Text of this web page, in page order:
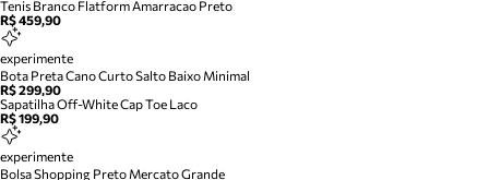
Tenis Branco Flatform Amarracao Preto
R$ 459,90
experimente
Bota Preta Cano Curto Salto Baixo Minimal
R$ 299,90
Sapatilha Off-White Cap Toe Laco
R$ 199,90
experimente
Bolsa Shopping Preto Mercato Grande